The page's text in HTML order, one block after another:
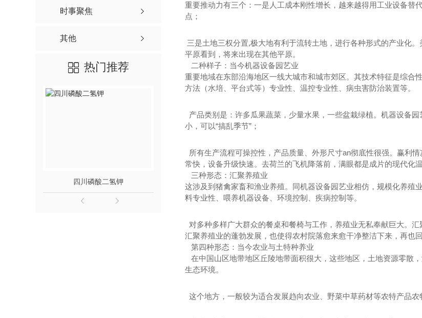
时事聚焦
其他
热门推荐
四川磷酸二氢钾 四川大量元素水溶肥-高钾型 四川水溶肥料-平衡型
重要推动力有三个：一是人工成本刚性增长，越来越得用工业设备替
点；
三是土地三权分置,极大地有利于流转土地，进行各种形式的产业化
平原看到，将来出现在其他平原。
二种样子：当今机器设备园艺业
重要地域在东部沿海地区一线大城市和城市郊区。其技术特征是综合
方法（水培、平台式等）专业性、温控专业性、病虫害防治装置等。
产品类别是：许多瓜果蔬菜，少量水果，一些盆栽绿植。机器设备
小，可以“搞乱季节”；
所有生产流程可操控性，产品质量、外形尺寸an彻底性很强。赢利
常快，设备升级快速。去荷兰的飞机降落前，满眼都是成片的现代化
三种形态：汇聚养殖业
这涉及到猪禽家畜和渔业养殖。同机器设备园艺业相仿，规模化养殖
料专业性、喂养机器设备、环境控制、疾病控制等。
对多种多样广大群众的餐桌和餐椅与工作，养殖业无私奉献巨大。
汇聚养殖业的蓬勃发展，也使得农村院落愈来愈干净整洁下来，再也
第四种形态：当今农业与土特种养业
在中国山区地带地区丘陵地带面积很大，这些地区，土地资源零散
生态环境。
这个地方，一般较为适合发展趋向农业、野菜中草药材等农特产品农